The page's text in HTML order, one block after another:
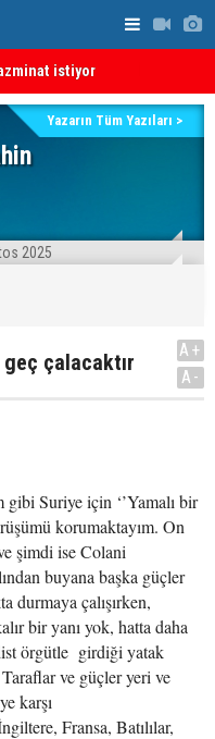
istiyor
Yazarın Tüm Yazıları >
2025
çalacaktır
A+
A-
Suriye için ‘’Yamalı bir
korumaktayım. On
şimdi ise Colani
buyana başka güçler
durmaya çalışırken,
bir yanı yok, hatta daha
örgütle girdiği yatak
ve güçler yeri ve
karşı
Fransa, Batılılar,